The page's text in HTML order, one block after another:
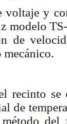
voltaje y
modelo
de
recinto
de
del